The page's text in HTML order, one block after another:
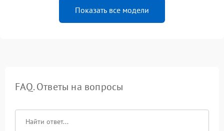
Показать все модели
FAQ. Ответы на вопросы